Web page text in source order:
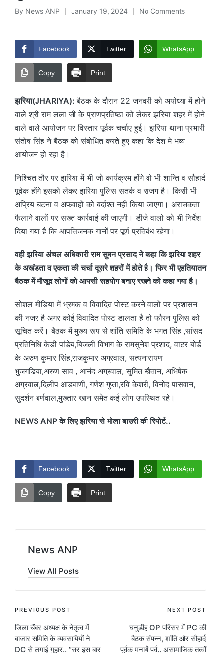
Posted
By News ANP January 19, 2024 No Comments
Facebook Twitter WhatsApp
Copy Print
झरिया(JHARIYA): बैठक के दौरान 22 जनवरी को अयोध्या में होने
वाले श्री राम लला जी के प्राणप्रतिष्ठा को लेकर झरिया शहर में होने
वाले वाले आयोजन पर विस्तार पूर्वक चर्चाए हुई। झरिया थाना प्रभारी
संतोष सिंह ने बैठक को संबोधित करते हुए कहा कि देश मे भव्य
आयोजन हो रहा है।
निश्चित तौर पर झरिया में भी जो कार्यक्रम होंगे वो भी शान्ति व सौहार्द
पूर्वक होंगे इसको लेकर झरिया पुलिस सतर्क व सजग है। किसी भी
अप्रिय घटना व अफवाहों को बर्दाश्त नही किया जाएगा। अराजकता
फैलाने वालों पर सख्त कार्रवाई की जाएगी। डीजे वालो को भी निर्देश
दिया गया है कि आपत्तिजनक गानों पर पूर्ण प्रतिबंध रहेगा।
वही झरिया अंचल अधिकारी राम सुमन प्रसाद ने कहा कि झरिया शहर
के अखंडता व एकता की चर्चा दूसरे शहरों में होते है। फिर भी एहतियातन
बैठक में मौजूद लोगों को आपसी सहयोग बनाए रखने को कहा गया है।
सोशल मीडिया में भ्रमक व विवादित पोस्ट करने वालों पर प्रशासन
की नजर है अगर कोई विवादित पोस्ट डालता है तो फौरन पुलिस को
सूचित करें। बैठक में मुख्य रूप से शांति समिति के भगत सिंह ,सांसद
प्रतिनिधि केडी पांडेय,बिजली विभाग के रामसुनेश प्रशाद, वाटर बोर्ड
के अरुण कुमार सिंह,राजकुमार अग्रवाल, सत्यनारायण
भुजगडिया,अरुण साव , आनंद अग्रवाल, सुमित खैतान, अभिषेक
अग्रवाल,दिलीप आडवाणी, गणेश गुप्ता,रवि केशरी, विनोद पासवान,
सुदर्शन बर्णवाल,मुख्तार खान समेत कई लोग उपस्थित रहे।
NEWS ANP के लिए झरिया से भोला बाउरी की रिपोर्ट..
Facebook Twitter WhatsApp
Copy Print
News ANP
View All Posts
Post
navigation
PREVIOUS POST
जिला चैंबर अध्यक्ष के नेतृत्व में
बाजार समिति के व्यवसायियों ने
DC से लगाई गुहार.. “सर इस बार
NEXT POST
घनुडीह OP परिसर में PC की
बैठक संपन्न, शांति और सौहार्द
पूर्वक मनायें पर्व.. असामाजिक तत्वों